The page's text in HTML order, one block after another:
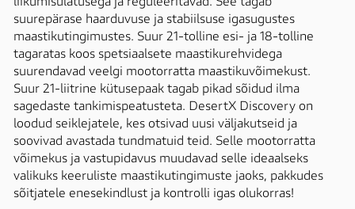
suurepärase haarduvuse ja stabiilsuse igasugustes
maastikutingimustes. Suur 21-tolline esi- ja 18-tolline
tagaratas koos spetsiaalsete maastikurehvidega
suurendavad veelgi mootorratta maastikuvõimekust.
Suur 21-liitrine kütusepaak tagab pikad sõidud ilma
sagedaste tankimispeatusteta. DesertX Discovery on
loodud seiklejatele, kes otsivad uusi väljakutseid ja
soovivad avastada tundmatuid teid. Selle mootorratta
võimekus ja vastupidavus muudavad selle ideaalseks
valikuks keeruliste maastikutingimuste jaoks, pakkudes
sõitjatele enesekindlust ja kontrolli igas olukorras!